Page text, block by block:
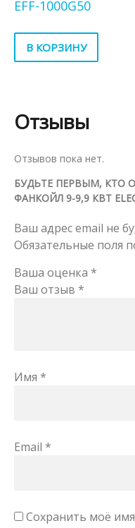
EFF-1000G50
В КОРЗИНУ
Отзывы
Отзывов пока нет.
БУДЬТЕ ПЕРВЫМ, КТО
ФАНКОЙЛ 9-9,9 КВТ
Ваш адрес email не
Обязательные поля
Ваша оценка *
Ваш отзыв *
Имя *
Email *
Сохранить моё